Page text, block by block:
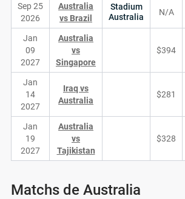
Sep 25
2026
Australia
vs Brazil
Stadium
Australia
N/A
Jan
09
2027
Australia
vs
Singapore
$394
Jan
14
2027
Iraq vs
Australia
$281
Jan
19
2027
Australia
vs
Tajikistan
$328
Matchs de Australia